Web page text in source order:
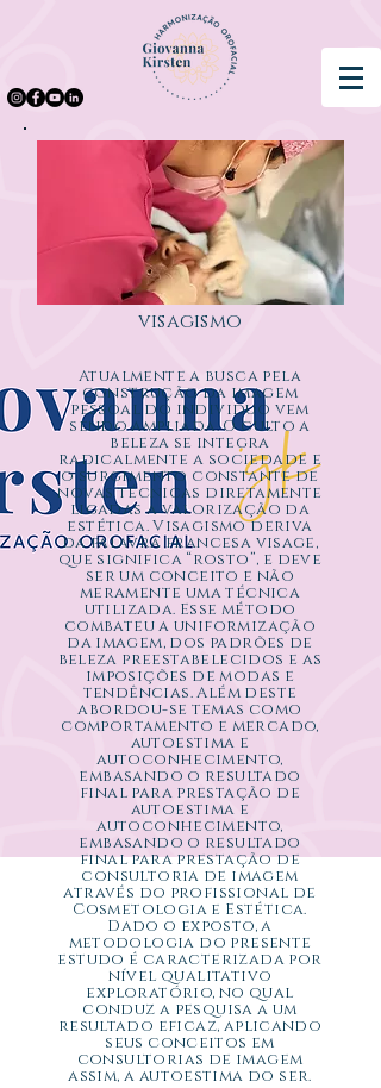
visagismo
Atualmente a busca pela
construção da imagem
pessoal do individuo vem
sendo ampliada. O culto a
beleza se integra
radicalmente a sociedade e
o surgimento constante de
novas técnicas diretamente
ligadas a valorização da
estética. Visagismo deriva
da palavra francesa visage,
que significa “rosto”, e deve
ser um conceito e não
meramente uma técnica
utilizada. Esse método
combateu a uniformização
da imagem, dos padrões de
beleza preestabelecidos e as
imposições de modas e
tendências. Além deste
abordou-se temas como
comportamento e mercado,
autoestima e
autoconhecimento,
embasando o resultado
final para prestação de
autoestima e
autoconhecimento,
embasando o resultado
final para prestação de
consultoria de imagem
através do profissional de
Cosmetologia e Estética.
Dado o exposto, a
metodologia do presente
estudo é caracterizada por
nível qualitativo
exploratório, no qual
conduz a pesquisa a um
resultado eficaz, aplicando
seus conceitos em
consultorias de imagem
assim, a autoestima do ser.